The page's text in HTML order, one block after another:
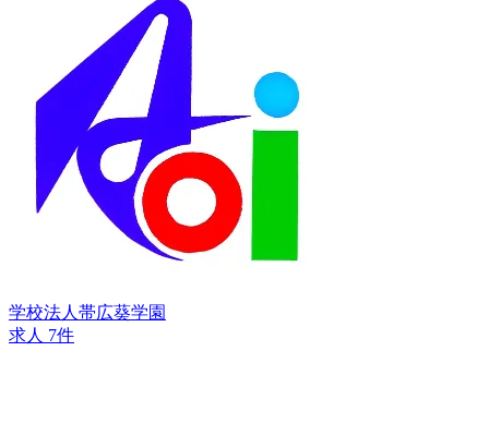
学校法人帯広葵学園
求人 7件